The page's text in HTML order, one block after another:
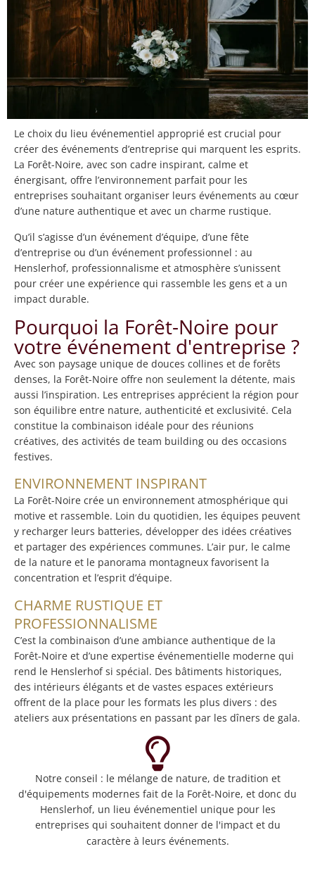
Le choix du lieu événementiel approprié est crucial pour
créer des événements d’entreprise qui marquent les esprits.
La Forêt-Noire, avec son cadre inspirant, calme et
énergisant, offre l’environnement parfait pour les
entreprises souhaitant organiser leurs événements au cœur
d’une nature authentique et avec un charme rustique.
Qu’il s’agisse d’un événement d’équipe, d’une fête
d’entreprise ou d’un événement professionnel : au
Henslerhof, professionnalisme et atmosphère s’unissent
pour créer une expérience qui rassemble les gens et a un
impact durable.
Pourquoi la Forêt-Noire pour
votre événement d'entreprise ?
Avec son paysage unique de douces collines et de forêts
denses, la Forêt-Noire offre non seulement la détente, mais
aussi l’inspiration. Les entreprises apprécient la région pour
son équilibre entre nature, authenticité et exclusivité. Cela
constitue la combinaison idéale pour des réunions
créatives, des activités de team building ou des occasions
festives.
ENVIRONNEMENT INSPIRANT
La Forêt-Noire crée un environnement atmosphérique qui
motive et rassemble. Loin du quotidien, les équipes peuvent
y recharger leurs batteries, développer des idées créatives
et partager des expériences communes. L’air pur, le calme
de la nature et le panorama montagneux favorisent la
concentration et l’esprit d’équipe.
CHARME RUSTIQUE ET
PROFESSIONNALISME
C’est la combinaison d’une ambiance authentique de la
Forêt-Noire et d’une expertise événementielle moderne qui
rend le Henslerhof si spécial. Des bâtiments historiques,
des intérieurs élégants et de vastes espaces extérieurs
offrent de la place pour les formats les plus divers : des
ateliers aux présentations en passant par les dîners de gala.
Notre conseil : le mélange de nature, de tradition et
d'équipements modernes fait de la Forêt-Noire, et donc du
Henslerhof, un lieu événementiel unique pour les
entreprises qui souhaitent donner de l'impact et du
caractère à leurs événements.